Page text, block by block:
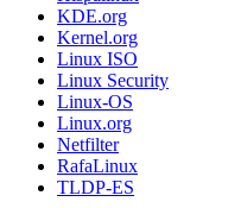
KDE.org
Kernel.org
Linux ISO
Linux Security
Linux-OS
Linux.org
Netfilter
RafaLinux
TLDP-ES